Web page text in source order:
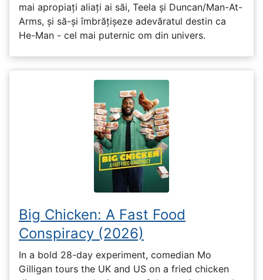
mai apropiați aliați ai săi, Teela și Duncan/Man-At-
Arms, și să-și îmbrățișeze adevăratul destin ca
He-Man - cel mai puternic om din univers.
Big Chicken: A Fast Food
Conspiracy (2026)
In a bold 28-day experiment, comedian Mo
Gilligan tours the UK and US on a fried chicken